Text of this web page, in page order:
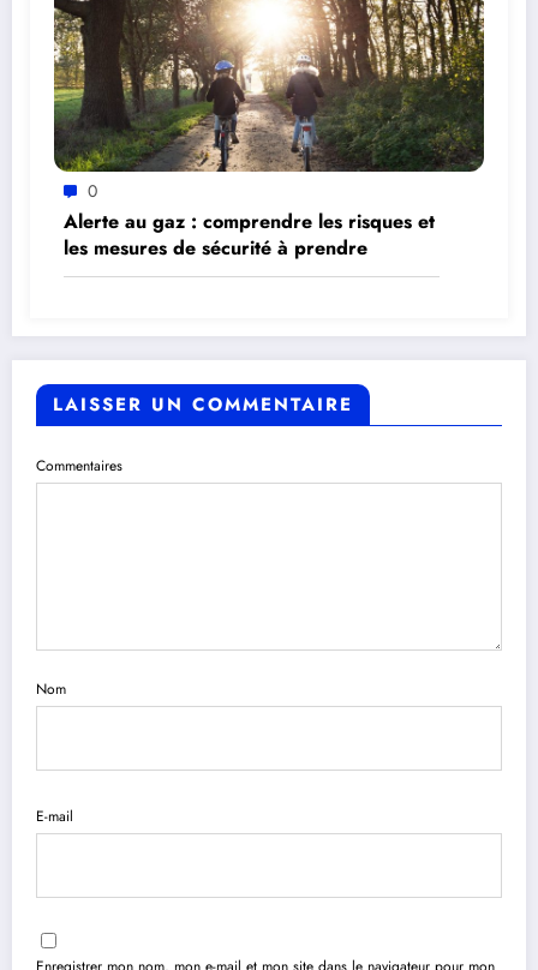
0
Alerte au gaz : comprendre les risques et
les mesures de sécurité à prendre
LAISSER UN COMMENTAIRE
Commentaires
Nom
E-mail